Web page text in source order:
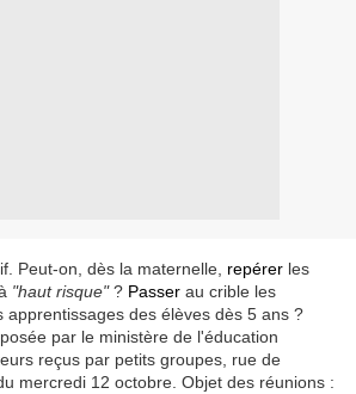
Peut-on, dès la maternelle, repérer les
"haut risque"? Passer au crible les
apprentissages des élèves dès 5 ans ?
par le ministère de l'éducation
reçus par petits groupes, rue de
mercredi 12 octobre. Objet des réunions :